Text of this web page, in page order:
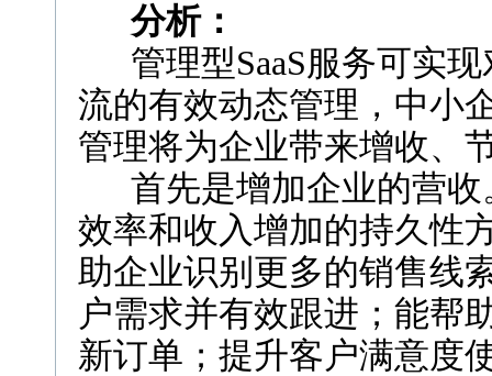
分析：
管理型SaaS服务可实现
流的有效动态管理，中小
管理将为企业带来增收、
首先是增加企业的营收
效率和收入增加的持久性
助企业识别更多的销售线
户需求并有效跟进；能帮
新订单；提升客户满意度